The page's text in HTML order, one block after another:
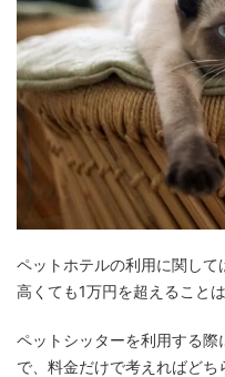
ペットホテルの利用に関して
高くても1万円を超えること
ペットシッターを利用する
で、料金だけで考えればどち